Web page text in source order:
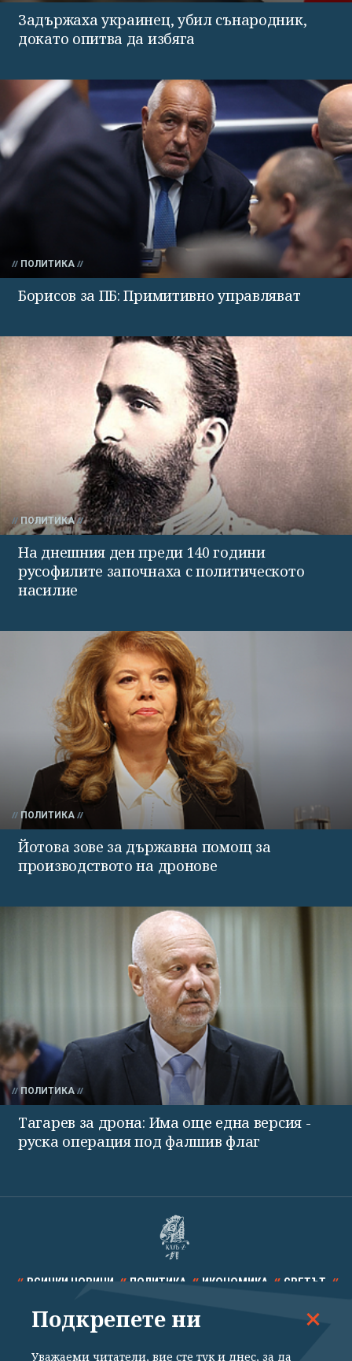
Задържаха украинец, убил сънародник,
докато опитва да избяга
ПОЛИТИКА
Борисов за ПБ: Примитивно управляват
ПОЛИТИКА
На днешния ден преди 140 години
русофилите започнаха с политическото
насилие
ПОЛИТИКА
Йотова зове за държавна помощ за
производството на дронове
ПОЛИТИКА
Тагарев за дрона: Има още една версия -
руска операция под фалшив флаг
ВСИЧКИ НОВИНИ ПОЛИТИКА ИКОНОМИКА СВЕТЪТ
СПОРТ КУЛТУРА ТЕХНОЛОГИИ КАЛЕЙДОСКОП
Подкрепете ни
Уважаеми читатели, вие сте тук и днес, за да